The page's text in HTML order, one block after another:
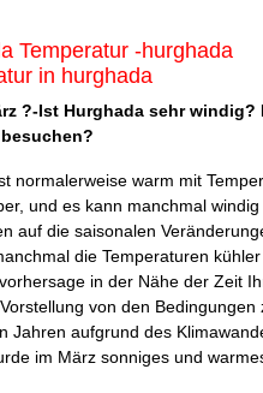
Temperatur -hurghada
in hurghada
?-Ist Hurghada sehr windig?
normalerweise warm mit
und es kann manchmal
auf die saisonalen
die Temperaturen
in der Nähe der Zeit
von den Bedingungen
Jahren aufgrund des
im März sonniges und